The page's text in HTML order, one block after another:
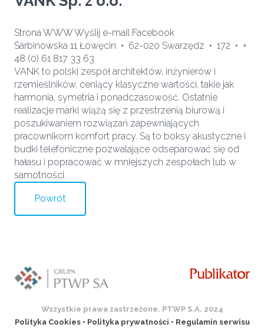
Strona WWWWyślij e-mail Facebook
Sarbinowska 11 Łowęcin • 62-020 Swarzędz • 172 • +
48 (0) 61 817 33 63
VANK to polski zespół architektów, inżynierów i
rzemieślników, ceniący klasyczne wartości, takie jak
harmonia, symetria i ponadczasowość. Ostatnie
realizacje marki wiążą się z przestrzenią biurową i
poszukiwaniem rozwiązań zapewniających
pracownikom komfort pracy. Są to boksy akustyczne i
budki telefoniczne pozwalające odseparować się od
hałasu i popracować w mniejszych zespołach lub w
samotności.
Powrót
Wszystkie prawa zastrzeżone. PTWP S.A. 2024
Polityka Cookies• Polityka prywatności • Regulamin serwisu